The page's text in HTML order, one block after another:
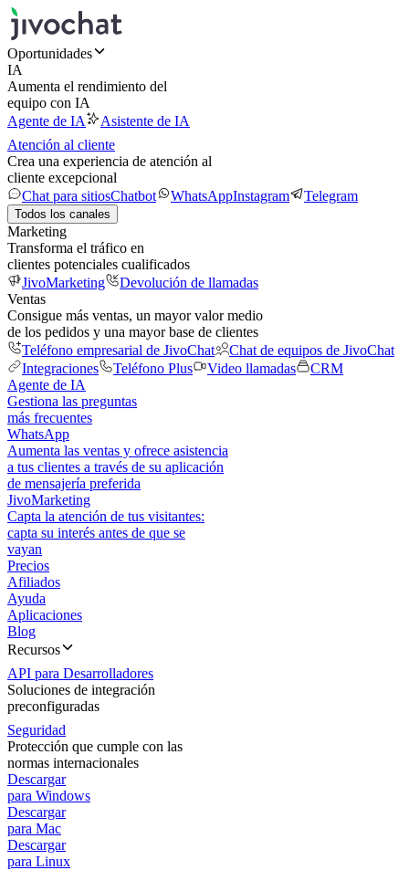
Oportunidades
IA
Aumenta el rendimiento del
equipo con IA
Agente de IA
Asistente de IA
Atención al cliente
Crea una experiencia de atención al
cliente excepcional
Chat para sitiosChatbot WhatsAppInstagram Telegram
Todos los canales
Marketing
Transforma el tráfico en
clientes potenciales cualificados
JivoMarketing
Devolución de llamadas
Ventas
Consigue más ventas, un mayor valor medio
de los pedidos y una mayor base de clientes
Teléfono empresarial de JivoChat
Chat de equipos de JivoChat
Integraciones
Teléfono Plus Video llamadas
CRM
Agente de IA
Gestiona las preguntas
más frecuentes
WhatsApp
Aumenta las ventas y ofrece asistencia
a tus clientes a través de su aplicación
de mensajería preferida
JivoMarketing
Capta la atención de tus visitantes:
capta su interés antes de que se
vayan
Precios
Afiliados
Ayuda
Aplicaciones
Blog
Recursos
API para Desarrolladores
Soluciones de integración
preconfiguradas
Seguridad
Protección que cumple con las
normas internacionales
Descargar
para Windows
Descargar
para Mac
Descargar
para Linux